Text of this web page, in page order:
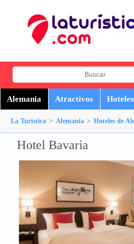
Alemania Atractivos Hoteles
La Turística > Alemania > Hoteles de
Hotel Bavaria